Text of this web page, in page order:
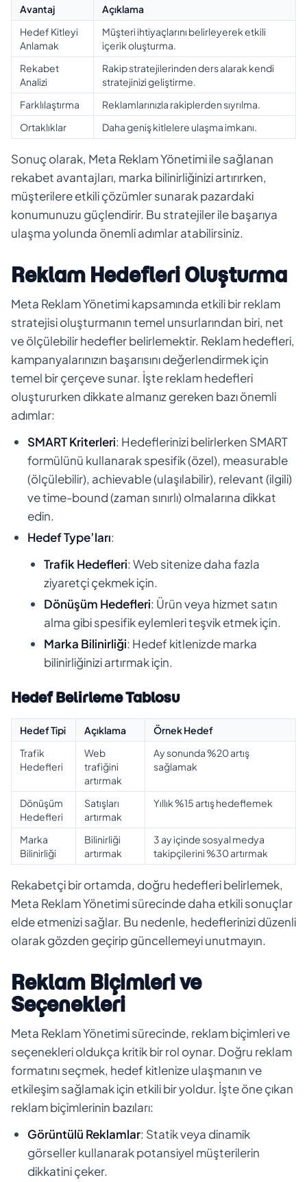
Avantaj
Açıklama
Hedef Kitleyi
Anlamak
Müşteri ihtiyaçlarını belirleyerek etkili
içerik oluşturma.
Rekabet
Analizi
Rakip stratejilerinden ders alarak kendi
stratejinizi geliştirme.
Farklılaştırma
Reklamlarınızla rakiplerden sıyrılma.
Ortaklıklar
Daha geniş kitlelere ulaşma imkanı.
Sonuç olarak, Meta Reklam Yönetimi ile sağlanan
rekabet avantajları, marka bilinirliğinizi artırırken,
müşterilere etkili çözümler sunarak pazardaki
konumunuzu güçlendirir. Bu stratejiler ile başarıya
ulaşma yolunda önemli adımlar atabilirsiniz.
Reklam Hedefleri Oluşturma
Meta Reklam Yönetimi kapsamında etkili bir reklam
stratejisi oluşturmanın temel unsurlarından biri, net
ve ölçülebilir hedefler belirlemektir. Reklam hedefleri,
kampanyalarınızın başarısını değerlendirmek için
temel bir çerçeve sunar. İşte reklam hedefleri
oluştururken dikkate almanız gereken bazı önemli
adımlar:
SMART Kriterleri: Hedeflerinizi belirlerken SMART
formülünü kullanarak spesifik (özel), measurable
(ölçülebilir), achievable (ulaşılabilir), relevant (ilgili)
ve time-bound (zaman sınırlı) olmalarına dikkat
edin.
Hedef Type’ları:
Trafik Hedefleri: Web sitenize daha fazla
ziyaretçi çekmek için.
Dönüşüm Hedefleri: Ürün veya hizmet satın
alma gibi spesifik eylemleri teşvik etmek için.
Marka Bilinirliği: Hedef kitlenizde marka
bilinirliğinizi artırmak için.
Hedef Belirleme Tablosu
Hedef Tipi Açıklama
Örnek Hedef
Trafik
Hedefleri
Web
trafiğini
artırmak
Ay sonunda %20 artış
sağlamak
Dönüşüm
Hedefleri
Satışları
artırmak
Yıllık %15 artış hedeflemek
Marka
Bilinirliği
Bilinirliği
artırmak
3 ay içinde sosyal medya
takipçilerini %30 artırmak
Rekabetçi bir ortamda, doğru hedefleri belirlemek,
Meta Reklam Yönetimi sürecinde daha etkili sonuçlar
elde etmenizi sağlar. Bu nedenle, hedeflerinizi düzenli
olarak gözden geçirip güncellemeyi unutmayın.
Reklam Biçimleri ve
Seçenekleri
Meta Reklam Yönetimi sürecinde, reklam biçimleri ve
seçenekleri oldukça kritik bir rol oynar. Doğru reklam
formatını seçmek, hedef kitlenize ulaşmanın ve
etkileşim sağlamak için etkili bir yoldur. İşte öne çıkan
reklam biçimlerinin bazıları:
Görüntülü Reklamlar: Statik veya dinamik
görseller kullanarak potansiyel müşterilerin
dikkatini çeker.